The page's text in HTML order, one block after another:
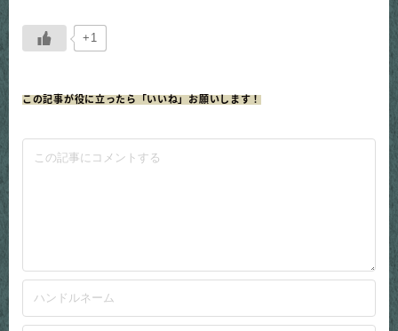
+1
この記事が役に立ったら「いいね」お願いします！